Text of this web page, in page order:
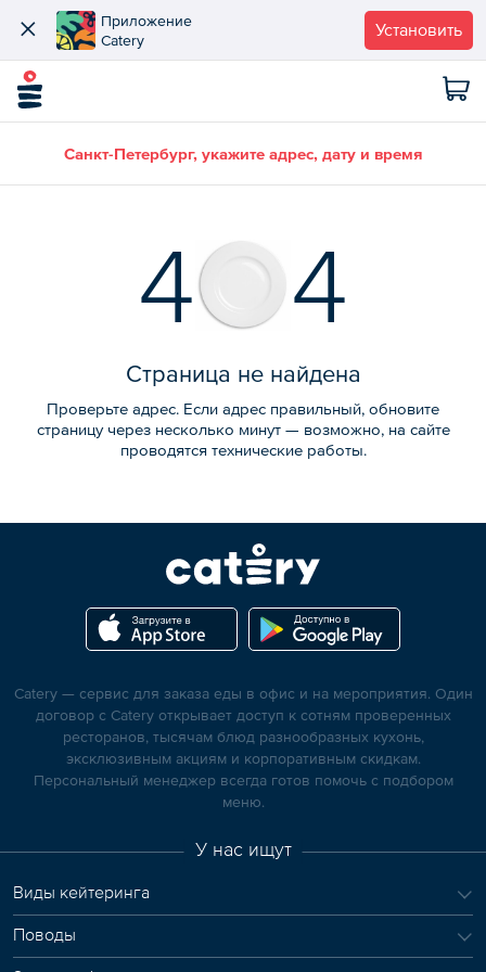
Приложение
Catery
Установить
Санкт-Петербург, укажите адрес, дату и время
4 4
Страница не найдена
Проверьте адрес. Если адрес правильный, обновите
страницу через несколько минут — возможно, на сайте
проводятся технические работы.
Catery — сервис для заказа еды в офис и на мероприятия. Один
договор с Catery открывает доступ к сотням проверенных
ресторанов, тысячам блюд разнообразных кухонь,
эксклюзивным акциям и корпоративным скидкам.
Персональный менеджер всегда готов помочь с подбором
меню.
У нас ищут
Виды кейтеринга
Поводы